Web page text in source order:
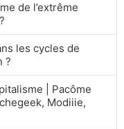
de l’extrême
les cycles de
?
| Pacôme
Modiiie,